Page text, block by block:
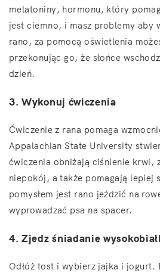
melatoniny, hormonu, który
jest ciemno, i masz problemy aby
rano, za pomocą oświetlenia
przekonując go, że słońce
dzień.
3. Wykonuj ćwiczenia
Ćwiczenie z rana pomaga
Appalachian State University
ćwiczenia obniżają ciśnienie krwi,
niepokój, a także pomagają lepiej
pomysłem jest rano jeździć na
wyprowadzać psa na spacer.
4. Zjedz śniadanie
Odłóż tost i wybierz jajka i jogurt.